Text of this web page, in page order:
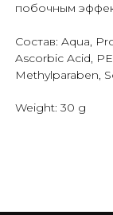
побочным
Состав: Aqua,
Ascorbic Acid,
Methylparaben,
Weight: 30 g